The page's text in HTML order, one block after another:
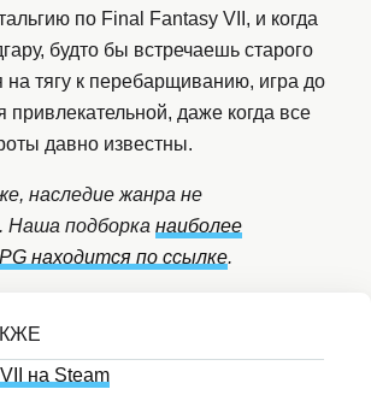
по Final Fantasy VII, и когда
будто бы встречаешь старого
на тягу к перебарщиванию, игра до
привлекательной, даже когда все
давно известны.
наследие жанра не
Наша подборка наиболее
находится по ссылке.
на Steam